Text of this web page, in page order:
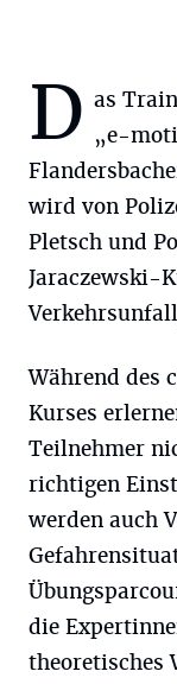
D as
„e-
wird von
Pletsch und
Jaraczewski-
Während des
Kurses
Teilnehmer
richtigen
werden auch
die
theoretisches